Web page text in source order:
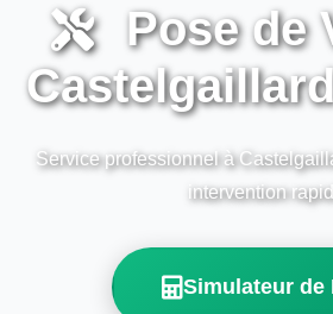
Pose de
Service professionnel à
intervention
Simulateur de